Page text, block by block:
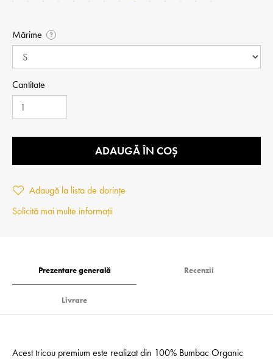
Mărime ?
Cantitate
ADAUGĂ ÎN COȘ
Adaugă la lista de dorințe
Solicită mai multe informații
Prezentare generală Recenzii
Livrare
Acest tricou premium este realizat din 100% Bumbac Organic